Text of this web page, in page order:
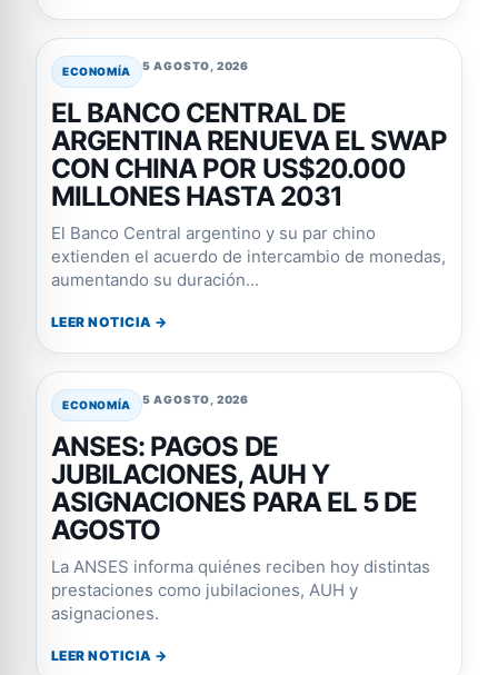
ECONOMÍA 5 AGOSTO, 2026
EL BANCO CENTRAL DE
ARGENTINA RENUEVA EL SWAP
CON CHINA POR US$20.000
MILLONES HASTA 2031
El Banco Central argentino y su par chino
extienden el acuerdo de intercambio de monedas,
aumentando su duración...
LEER NOTICIA →
ECONOMÍA 5 AGOSTO, 2026
ANSES: PAGOS DE
JUBILACIONES, AUH Y
ASIGNACIONES PARA EL 5 DE
AGOSTO
La ANSES informa quiénes reciben hoy distintas
prestaciones como jubilaciones, AUH y
asignaciones.
LEER NOTICIA →